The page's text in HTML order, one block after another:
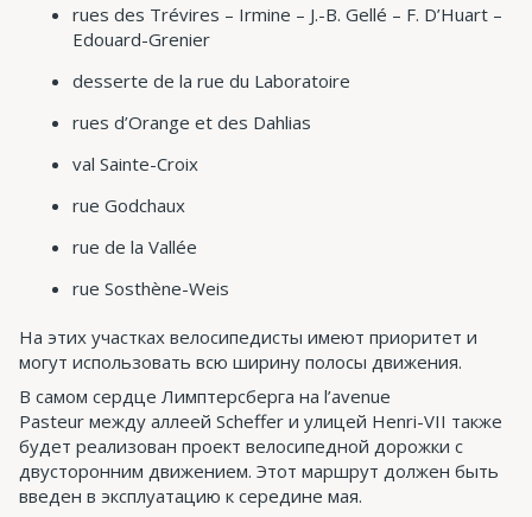
rues des Trévires – Irmine – J.-B. Gellé – F. D’Huart –
Edouard-Grenier
desserte de la rue du Laboratoire
rues d’Orange et des Dahlias
val Sainte-Croix
rue Godchaux
rue de la Vallée
rue Sosthène-Weis
На этих участках велосипедисты имеют приоритет и
могут использовать всю ширину полосы движения.
В самом сердце Лимптерсберга на l’avenue
Pasteur между аллеей Scheffer и улицей Henri-VII также
будет реализован проект велосипедной дорожки с
двусторонним движением. Этот маршрут должен быть
введен в эксплуатацию к середине мая.